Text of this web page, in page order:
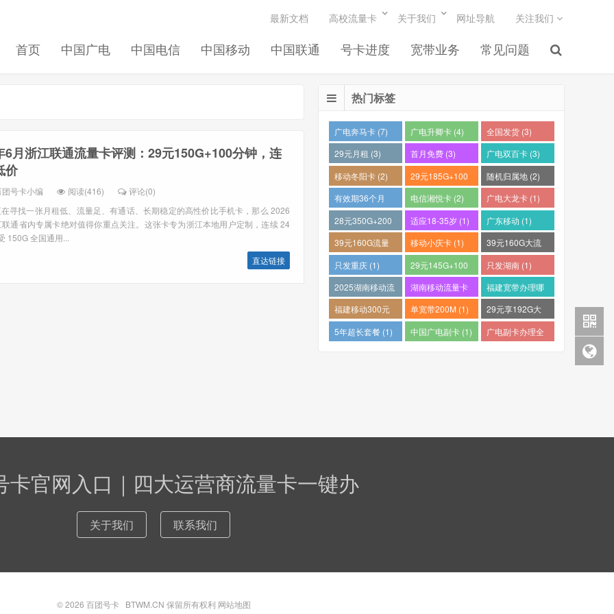
首页 中国广电 中国电信 中国移动 中国联通 号卡进度 宽带业务 常见问题
最新文档 高校流量卡 关于我们 网址导航 关注我们
6月浙江联通流量卡评测：29元150G+100分钟，连
价
团号卡小编 阅读(416)
评论(0)
寻找一张月租低、流量足、有通话、长期稳定的高性价比手机卡，那么 2026
通省内专属卡绝对值得你重点关注。这张卡专为浙江本地用户定制，连续 24
150G 全国通用...
直达链接
热门标签
广电奔马卡 (7) 广电升卿卡 (4)
全国发货 (3)
29元月租 (3)
首月免费 (3)
广电双百卡 (3)
移动冬阳卡 (2)
29元185G+100
分钟 (2)
随机归属地 (2)
有效期36个月
(2)
电信湘悦卡 (2)
广电大龙卡 (1)
28元350G+200
分钟 (1)
适应18-35岁 (1)
广东移动 (1)
39元160G流量
卡 (1)
移动小庆卡 (1)
39元160G大流
量电话卡 (1)
只发重庆 (1)
29元145G+100
分钟 (1)
只发湖南 (1)
2025湖南移动流
量卡哪个好 (1)
湖南移动流量卡
推荐 (1)
福建宽带办理哪
个最便宜 (1)
福建移动300元
包1年 (1)
单宽带200M (1)
29元享192G大
流量 (1)
5年超长套餐 (1) 中国广电副卡 (1)
广电副卡办理全
卡官网入口｜四大运营商流量卡一键办
关于我们 联系我们
© 2026 百团号卡BTWM.CN 保留所有权利 网站地图